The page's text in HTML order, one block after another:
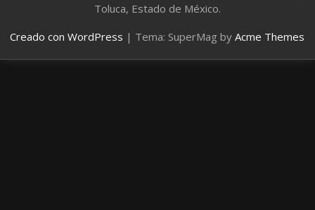
Toluca, Estado de México.
Creado con WordPress | Tema: SuperMag byAcme Themes